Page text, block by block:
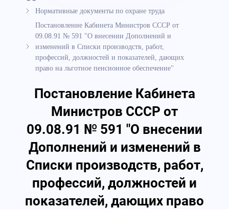
Нормативные документы по охране труда
Постановление Кабинета Министров СССР от
09.08.91 № 591 "О внесении Дополнений и
изменений в Списки производств, работ,
профессий, должностей и показателей, дающих
право на льготное пенсионное обеспечение"
Постановление Кабинета
Министров СССР от
09.08.91 № 591 "О внесении
Дополнений и изменений в
Списки производств, работ,
профессий, должностей и
показателей, дающих право